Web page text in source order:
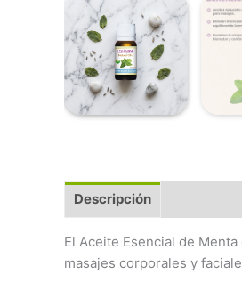
Descripción
El Aceite Esencial de
masajes corporales y